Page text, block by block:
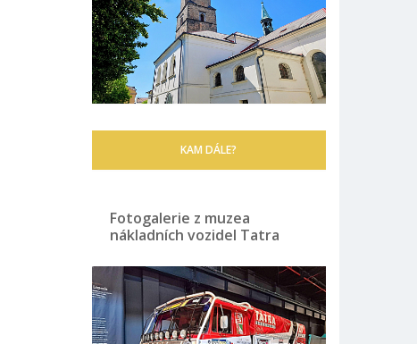
KAM DÁLE?
Fotogalerie z muzea
nákladních vozidel Tatra